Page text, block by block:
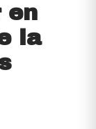
en
la